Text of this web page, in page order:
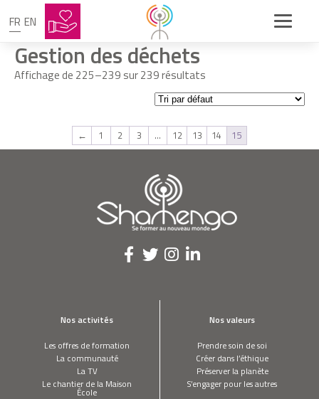
FR EN
Gestion des déchets
Affichage de 225–239 sur 239 résultats
← 1 2 3 … 12 13 14 15
Nos activités
Les offres de formation
La communauté
La TV
Le chantier de la Maison
École
Nos valeurs
Prendre soin de soi
Créer dans l’éthique
Préserver la planète
S’engager pour les autres